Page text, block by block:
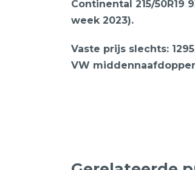
Continental 215/50R19
week 2023).
Vaste prijs slechts:
VW